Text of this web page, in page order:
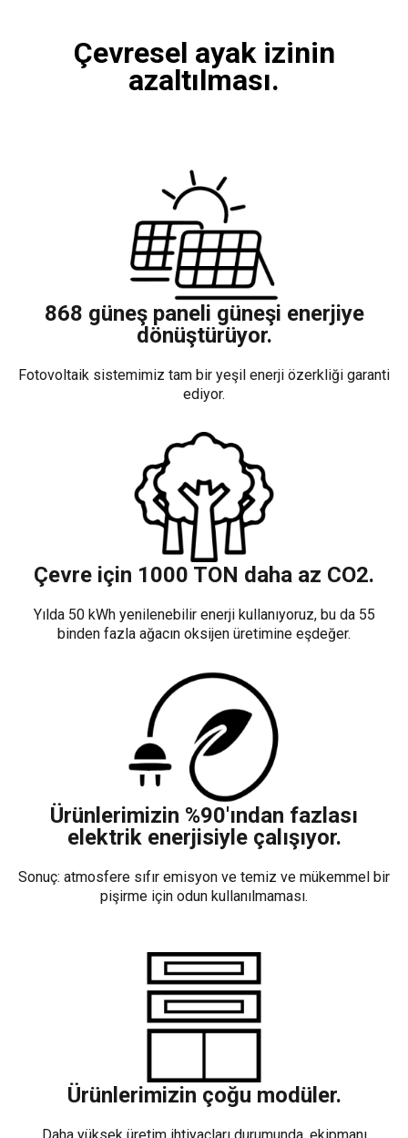
Çevresel ayak izinin
azaltılması.
868 güneş paneli güneşi enerjiye
dönüştürüyor.
Fotovoltaik sistemimiz tam bir yeşil enerji özerkliği garanti
ediyor.
Çevre için 1000 TON daha az CO2.
Yılda 50 kWh yenilenebilir enerji kullanıyoruz, bu da 55
binden fazla ağacın oksijen üretimine eşdeğer.
Ürünlerimizin %90'ından fazlası
elektrik enerjisiyle çalışıyor.
Sonuç: atmosfere sıfır emisyon ve temiz ve mükemmel bir
pişirme için odun kullanılmaması.
Ürünlerimizin çoğu modüler.